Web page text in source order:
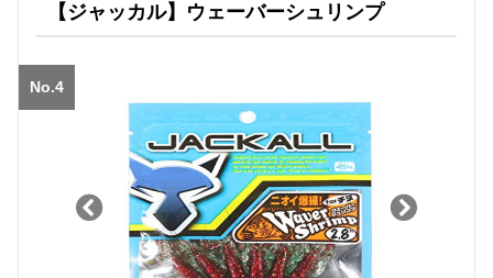
【ジャッカル】ウェーバーシュリンプ
No.4